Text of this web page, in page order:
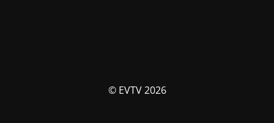
© EVTV 2026